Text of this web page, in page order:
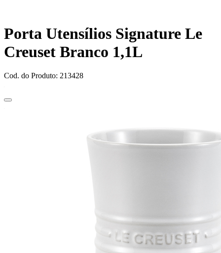
Porta Utensílios Signature Le
Creuset Branco 1,1L
Cod. do Produto: 213428